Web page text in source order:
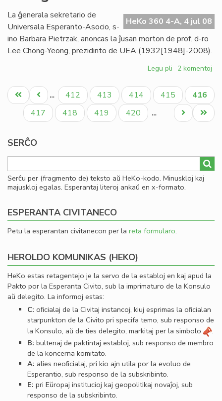
HeKo 360 4-A, 4 jul 08
La ĝenerala sekretario de
Universala Esperanto-Asocio, s-
ino Barbara Pietrzak, anoncas la ĵusan morton de prof. d-ro
Lee Chong-Yeong, prezidinto de UEA (1932[1948]-2008).
Legu pli pri
funebras
pri
Lee
Chong-
2 komentoj
Pagination
Unua
paĝo
Antaŭa
paĝo
… Paĝo
412 Paĝo
413 Paĝo
414 Paĝo
415
Aktuala
paĝo
416
Paĝo
417 Paĝo
418 Paĝo
419 Paĝo
420 …
Last
page
Next
page
SERĈO
Serĉu per (fragmento de) teksto aŭ HeKo-kodo. Minuskloj kaj
majuskloj egalas. Esperantaj literoj ankaŭ en x-formato.
ESPERANTA CIVITANECO
Petu la esperantan civitanecon per la reta formularo.
HEROLDO KOMUNIKAS (HEKO)
HeKo estas retagentejo je la servo de la establoj en kaj apud la
Pakto por la Esperanta Civito, sub la imprimaturo de la Konsulo
aŭ delegito. La informoj estas:
C: oﬁcialaj de la Civitaj instancoj, kiuj esprimas la oﬁcialan
starpunkton de la Civito pri specifa temo, sub responso de
la Konsulo, aŭ de ties delegito, markitaj per la simbolo
.
B: bultenaj de paktintaj establoj, sub responso de membro
de la koncerna komitato.
A: alies neoﬁcialaj, pri kio ajn utila por la evoluo de
Esperantio, sub responso de la subskribinto.
E: pri Eŭropaj institucioj kaj geopolitikaj novaĵoj, sub
responso de la subskribinto.